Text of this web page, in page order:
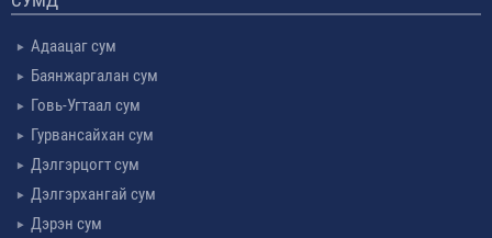
Адаацаг сум
Баянжаргалан сум
Говь-Угтаал сум
Гурвансайхан сум
Дэлгэрцогт сум
Дэлгэрхангай сум
Дэрэн сум